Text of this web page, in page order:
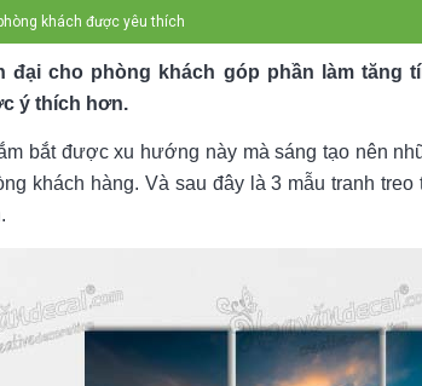
khách được yêu thích
đại cho phòng khách góp phần làm tăng
ý thích hơn.
bắt được xu hướng này mà sáng tạo nên
khách hàng. Và sau đây là 3 mẫu tranh